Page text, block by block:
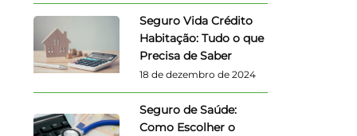
Seguro Vida Crédito
Habitação: Tudo o que
Precisa de Saber
18 de dezembro de 2024
Seguro de Saúde:
Como Escolher o